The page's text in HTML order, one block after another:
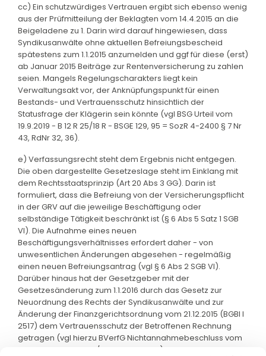
cc) Ein schutzwürdiges Vertrauen ergibt sich ebenso wenig
aus der Prüfmitteilung der Beklagten vom 14.4.2015 an die
Beigeladene zu 1. Darin wird darauf hingewiesen, dass
Syndikusanwälte ohne aktuellen Befreiungsbescheid
spätestens zum 1.1.2015 anzumelden und ggf für diese (erst)
ab Januar 2015 Beiträge zur Rentenversicherung zu zahlen
seien. Mangels Regelungscharakters liegt kein
Verwaltungsakt vor, der Anknüpfungspunkt für einen
Bestands- und Vertrauensschutz hinsichtlich der
Statusfrage der Klägerin sein könnte (vgl BSG Urteil vom
19.9.2019 - B 12 R 25/18 R - BSGE 129, 95 = SozR 4-2400 § 7 Nr
43, RdNr 32, 36).
e) Verfassungsrecht steht dem Ergebnis nicht entgegen.
Die oben dargestellte Gesetzeslage steht im Einklang mit
dem Rechtsstaatsprinzip (Art 20 Abs 3 GG). Darin ist
formuliert, dass die Befreiung von der Versicherungspflicht
in der GRV auf die jeweilige Beschäftigung oder
selbständige Tätigkeit beschränkt ist (§ 6 Abs 5 Satz 1 SGB
VI). Die Aufnahme eines neuen
Beschäftigungsverhältnisses erfordert daher - von
unwesentlichen Änderungen abgesehen - regelmäßig
einen neuen Befreiungsantrag (vgl § 6 Abs 2 SGB VI).
Darüber hinaus hat der Gesetzgeber mit der
Gesetzesänderung zum 1.1.2016 durch das Gesetz zur
Neuordnung des Rechts der Syndikusanwälte und zur
Änderung der Finanzgerichtsordnung vom 21.12.2015 (BGBl I
2517) dem Vertrauensschutz der Betroffenen Rechnung
getragen (vgl hierzu BVerfG Nichtannahmebeschluss vom
19.7.2016 - 1 BvR 2584/14 - juris RdNr 12).